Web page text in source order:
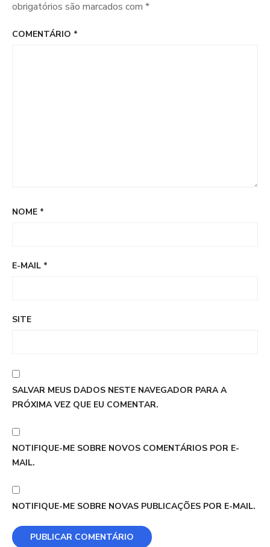
obrigatórios são marcados com *
COMENTÁRIO *
NOME *
E-MAIL *
SITE
SALVAR MEUS DADOS NESTE NAVEGADOR PARA A
PRÓXIMA VEZ QUE EU COMENTAR.
NOTIFIQUE-ME SOBRE NOVOS COMENTÁRIOS POR E-
MAIL.
NOTIFIQUE-ME SOBRE NOVAS PUBLICAÇÕES POR E-MAIL.